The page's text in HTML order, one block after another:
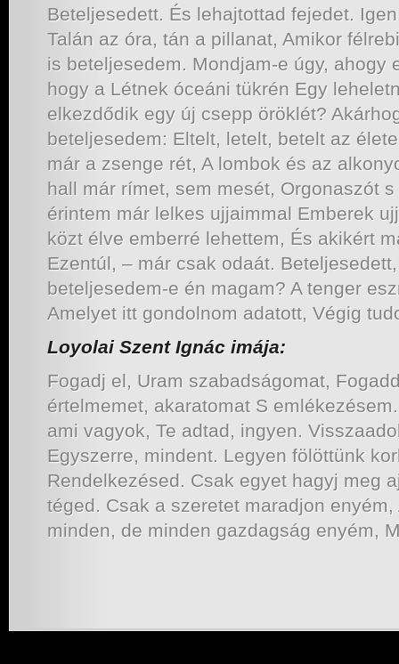
Beteljesedett. És lehajtottad fejedet.
Talán az óra, tán a pillanat, Amikor
is beteljesedem. Mondjam-e úgy, ahogy
hogy a Létnek óceáni tükrén Egy
elkezdődik egy új csepp öröklét?
beteljesedem: Eltelt, letelt, betelt az
már a zsenge rét, A lombok és az
hall már rímet, sem mesét, Orgonaszót
érintem már lelkes ujjaimmal Emberek
közt élve emberré lehettem, És akikért
Ezentúl, – már csak odaát.
beteljesedem-e én magam? A tenger
Amelyet itt gondolnom adatott, Végig
Loyolai Szent Ignác imája:
Fogadj el, Uram szabadságomat,
értelmemet, akaratomat S
ami vagyok, Te adtad, ingyen.
Egyszerre, mindent. Legyen fölöttünk
Rendelkezésed. Csak egyet hagyj meg
téged. Csak a szeretet maradjon
minden, de minden gazdagság enyém,